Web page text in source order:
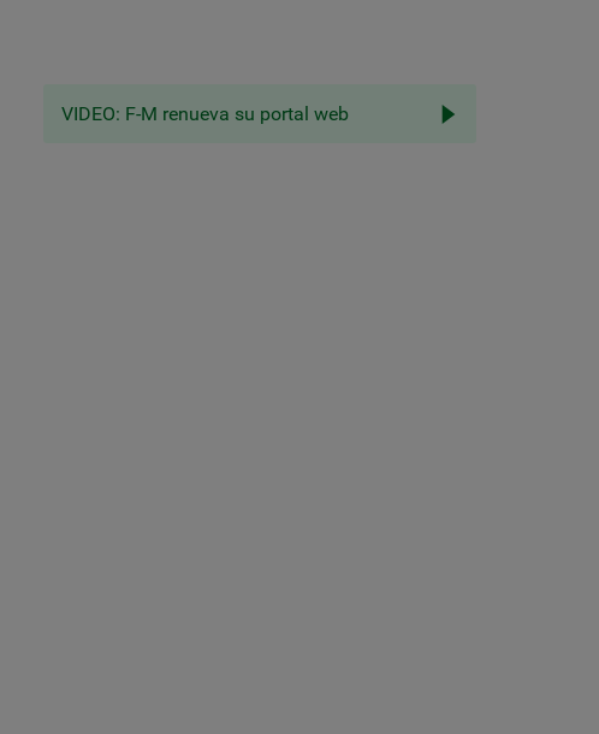
VIDEO: F-M renueva su portal web